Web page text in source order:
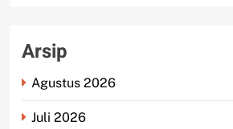
Arsip
Agustus 2026
Juli 2026